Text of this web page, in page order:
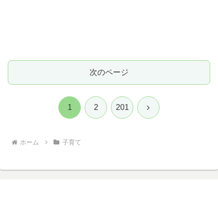
次のページ
1 2 201 次
ホーム 子育て